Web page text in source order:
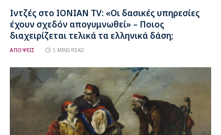
Ιντζές στο IONIAN TV: «Οι δασικές υπηρεσίες
έχουν σχεδόν απογυμνωθεί» – Ποιος
διαχειρίζεται τελικά τα ελληνικά δάση;
ΑΠΟΨΕΙΣ 5 MINS READ